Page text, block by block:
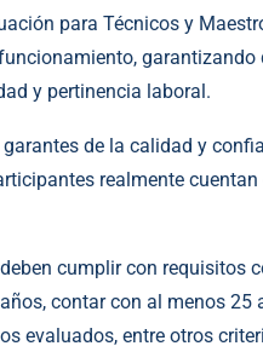
para Técnicos y
y pertinencia laboral.
de la calidad y
realmente
cumplir con requisitos
contar con al menos 25
evaluados, entre otros